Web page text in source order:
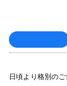
日頃より格別の